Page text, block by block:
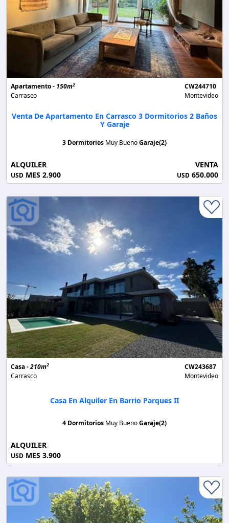
Apartamento - 150m2
Carrasco
CW244710
Montevideo
Venta De Apartamento En Carrasco 3 Dormitorios 2 Baños
Y Garaje
3 Dormitorios Muy BuenoGaraje(2)
ALQUILER
USD MES 2.900
VENTA
USD 650.000
Casa -210m2
Carrasco
CW243687
Montevideo
Casa En Alquiler En Barrio Parques II
4 Dormitorios Muy BuenoGaraje(2)
ALQUILER
USD MES 3.900